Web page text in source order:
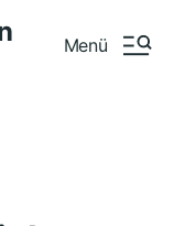
Menü